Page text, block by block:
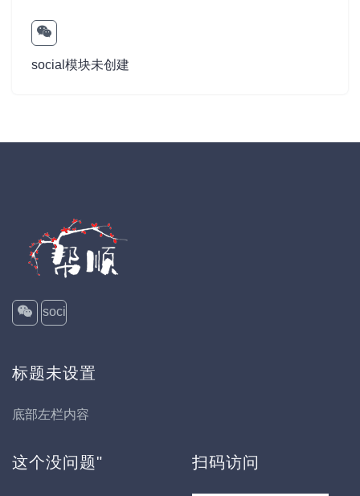
social模块未创建
soci
标题未设置
底部左栏内容
这个没问题" 扫码访问